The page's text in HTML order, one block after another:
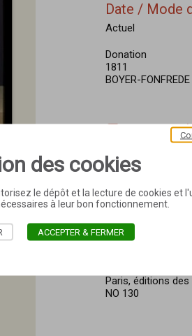
Date / Mode
Actuel
Donation
1811
BOYER-
Œuvre
Bibliographie
Henri Rachou,
musée de
NO 459
P. Mesplé, Les
Paris, éditions
NO 130
des cookies
le dépôt et la lecture de cookies et
à leur bon fonctionnement.
ACCEPTER & FERMER